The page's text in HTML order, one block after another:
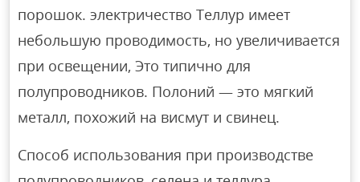
порошок. электричество Теллур имеет
небольшую проводимость, но увеличивается
при освещении, Это типично для
полупроводников. Полоний — это мягкий
металл, похожий на висмут и свинец.
Способ использования при производстве